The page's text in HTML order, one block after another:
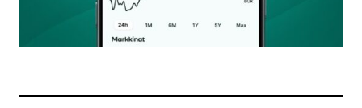
Sähköpostiosoitteesi
Tilaa SalkunRakentajan uutiskirje